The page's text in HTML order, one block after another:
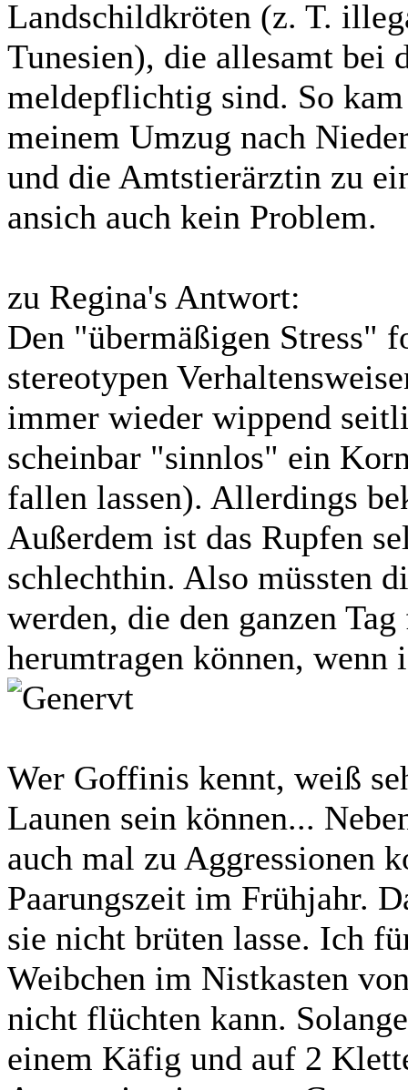
Landschildkröten (z. T.
Tunesien), die allesamt bei
meldepflichtig sind. So
meinem Umzug nach
und die Amtstierärztin zu
ansich auch kein Problem.
zu Regina's Antwort:
Den "übermäßigen Stress"
stereotypen
immer wieder wippend
scheinbar "sinnlos" ein
fallen lassen). Allerdings
Außerdem ist das Rupfen
schlechthin. Also müssten
werden, die den ganzen
herumtragen können,
Wer Goffinis kennt, weiß
Launen sein können...
auch mal zu Aggressionen
Paarungszeit im Frühjahr.
sie nicht brüten lasse. Ich
Weibchen im Nistkasten
nicht flüchten kann.
einem Käfig und auf 2